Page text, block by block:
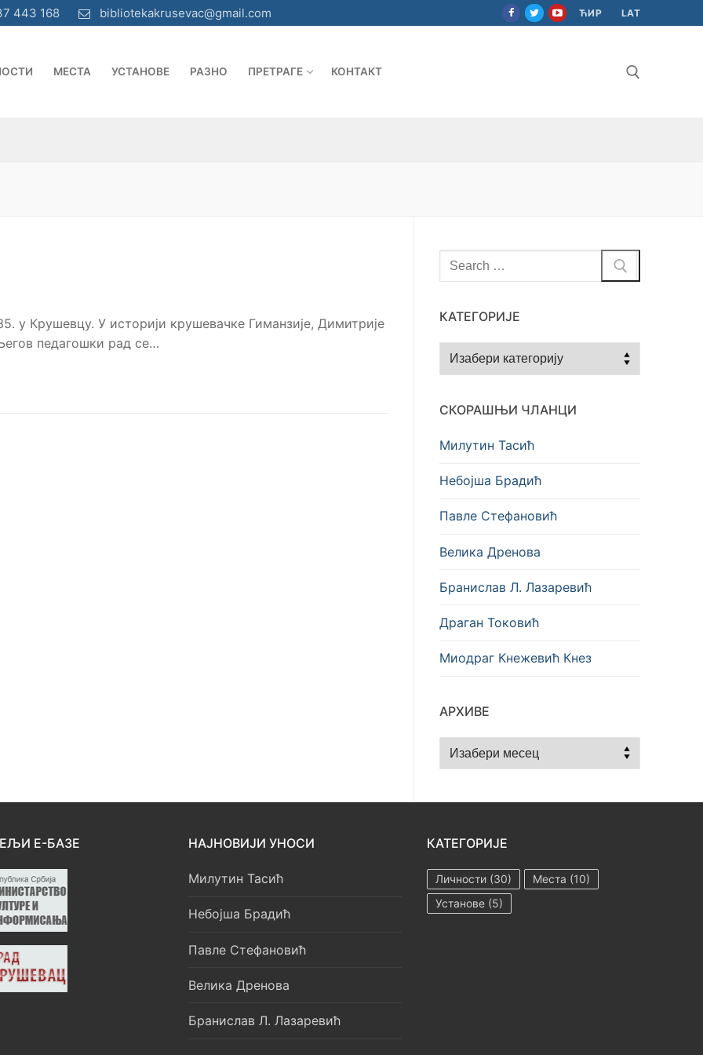
443 168 bibliotekakrusevac@gmail.com ЋИР LAT
МЕСТА УСТАНОВЕ РАЗНО ПРЕТРАГЕ КОНТАКТ
у Крушевцу. У историји крушевачке Гиманзије, Димитрије
педагошки рад се…
Тражи
за:
КАТЕГОРИЈЕ
Категорије
СКОРАШЊИ ЧЛАНЦИ
Милутин Тасић
Небојша Брадић
Павле Стефановић
Велика Дренова
Бранислав Л. Лазаревић
Драган Токовић
Миодраг Кнежевић Кнез
АРХИВЕ
Архиве
Е-БАЗЕ НАЈНОВИЈИ УНОСИ
Милутин Тасић
Небојша Брадић
Павле Стефановић
Велика Дренова
Бранислав Л. Лазаревић
КАТЕГОРИЈЕ
Личности (30) Места (10)
Установе (5)